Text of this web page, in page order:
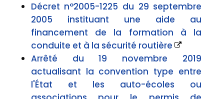
Décret n°2005-1225 du 29 septembre
2005 instituant une aide au
financement de la formation à la
conduite et à la sécurité routière
Arrêté du 19 novembre 2019
actualisant la convention type entre
l'État et les auto-écoles ou